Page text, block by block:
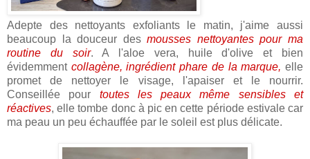
Adepte des nettoyants exfoliants le matin, j'aime aussi
beaucoup la douceur desmousses nettoyantes pour ma
routine du soir. A l'aloe vera, huile d'olive et bien
évidemment collagène, ingrédient phare de la marque,elle
promet de nettoyer le visage, l'apaiser et le nourrir.
Conseillée pour toutes les peaux même sensibles et
réactives, elle tombe donc à pic en cette période estivale car
ma peau un peu échauffée par le soleil est plus délicate.